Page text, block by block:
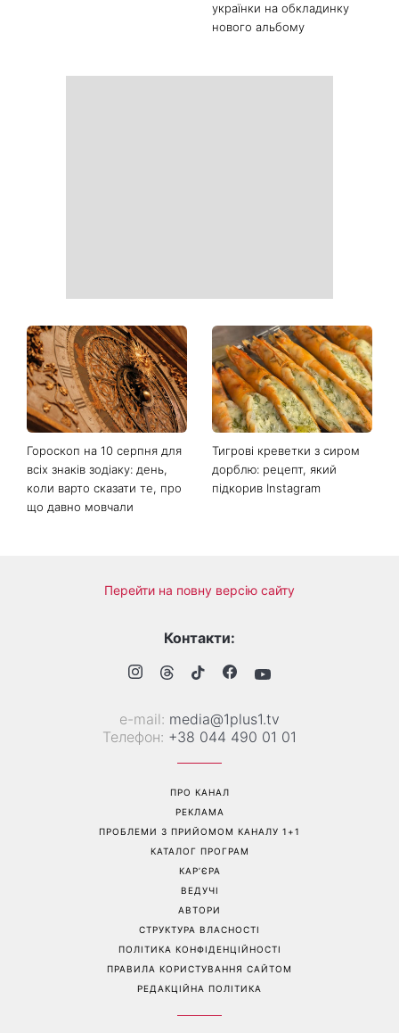
українки на обкладинку
нового альбому
Гороскоп на 10 серпня для
всіх знаків зодіаку: день,
коли варто сказати те, про
що давно мовчали
Тигрові креветки з сиром
дорблю: рецепт, який
підкорив Instagram
Перейти на повну версію сайту
Контакти:
е-mail: media@1plus1.tv
Телефон: +38 044 490 01 01
ПРО КАНАЛ
РЕКЛАМА
ПРОБЛЕМИ З ПРИЙОМОМ КАНАЛУ 1+1
КАТАЛОГ ПРОГРАМ
КАР’ЄРА
ВЕДУЧІ
АВТОРИ
СТРУКТУРА ВЛАСНОСТІ
ПОЛІТИКА КОНФІДЕНЦІЙНОСТІ
ПРАВИЛА КОРИСТУВАННЯ САЙТОМ
РЕДАКЦІЙНА ПОЛІТИКА